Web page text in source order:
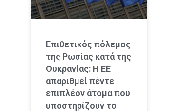
Επιθετικός πόλεμος
της Ρωσίας κατά της
Ουκρανίας: Η ΕΕ
απαριθμεί πέντε
επιπλέον άτομα που
υποστηρίζουν το